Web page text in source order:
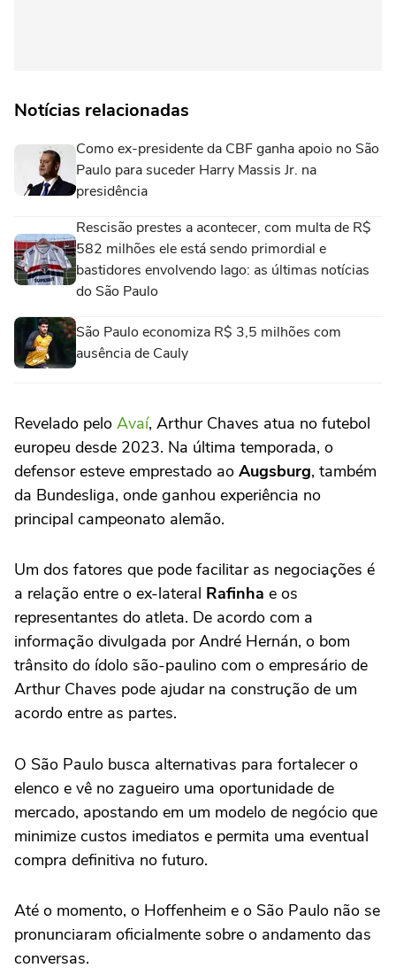
Notícias relacionadas
Como ex-presidente da CBF ganha apoio no São
Paulo para suceder Harry Massis Jr. na
presidência
Rescisão prestes a acontecer, com multa de R$
582 milhões ele está sendo primordial e
bastidores envolvendo Iago: as últimas notícias
do São Paulo
São Paulo economiza R$ 3,5 milhões com
ausência de Cauly
Revelado pelo Avaí, Arthur Chaves atua no futebol
europeu desde 2023. Na última temporada, o
defensor esteve emprestado ao Augsburg, também
da Bundesliga, onde ganhou experiência no
principal campeonato alemão.
Um dos fatores que pode facilitar as negociações é
a relação entre o ex-lateral Rafinha e os
representantes do atleta. De acordo com a
informação divulgada por André Hernán, o bom
trânsito do ídolo são-paulino com o empresário de
Arthur Chaves pode ajudar na construção de um
acordo entre as partes.
O São Paulo busca alternativas para fortalecer o
elenco e vê no zagueiro uma oportunidade de
mercado, apostando em um modelo de negócio que
minimize custos imediatos e permita uma eventual
compra definitiva no futuro.
Até o momento, o Hoffenheim e o São Paulo não se
pronunciaram oficialmente sobre o andamento das
conversas.